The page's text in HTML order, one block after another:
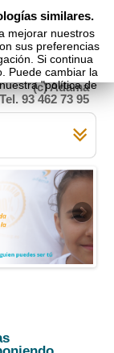
(c) Adama
93 462 73 95
similares.
mejorar nuestros
sus preferencias
Si continua
Puede cambiar la
"política de